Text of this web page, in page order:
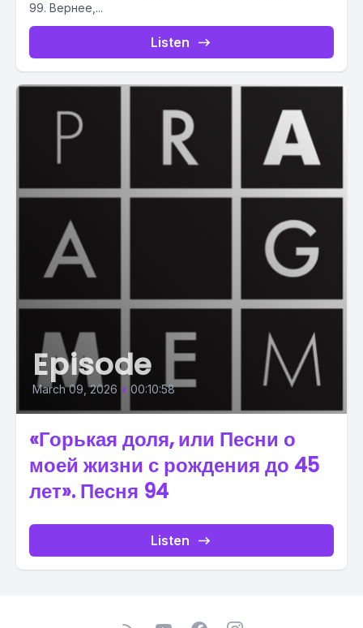
99. Вернее,...
Listen
Episode
March 09, 2026 • 00:10:58
«Горькая доля, или Песни о
моей жизни с рождения до 45
лет». Песня 94
Listen